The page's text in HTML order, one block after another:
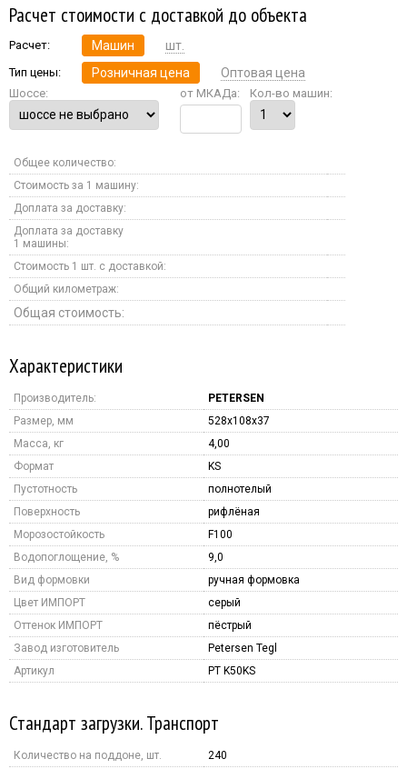
Расчет стоимости с доставкой до объекта
Расчет: Машин шт.
Тип цены: Розничная цена Оптовая цена
Шоссе: от МКАДа: Кол-во машин:
Общее количество:
Стоимость за 1 машину:
Доплата за доставку:
Доплата за доставку
1 машины:
Стоимость 1 шт. с доставкой:
Общий километраж:
Общая стоимость:
Характеристики
Производитель:
PETERSEN
Размер, мм
528x108x37
Масса, кг
4,00
Формат
KS
Пустотность
полнотелый
Поверхность
рифлёная
Морозостойкость
F100
Водопоглощение, %
9,0
Вид формовки
ручная формовка
Цвет ИМПОРТ
серый
Оттенок ИМПОРТ
пёстрый
Завод изготовитель
Petersen Tegl
Артикул
PT K50KS
Стандарт загрузки. Транспорт
Количество на поддоне, шт.
240